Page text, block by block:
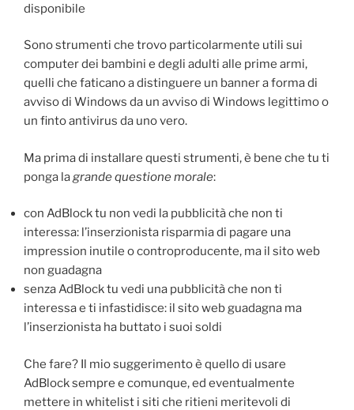
disponibile
Sono strumenti che trovo particolarmente utili sui
computer dei bambini e degli adulti alle prime armi,
quelli che faticano a distinguere un banner a forma di
avviso di Windows da un avviso di Windows legittimo o
un finto antivirus da uno vero.
Ma prima di installare questi strumenti, è bene che tu ti
ponga la grande questione morale:
con AdBlock tu non vedi la pubblicità che non ti
interessa: l’inserzionista risparmia di pagare una
impression inutile o controproducente, ma il sito web
non guadagna
senza AdBlock tu vedi una pubblicità che non ti
interessa e ti infastidisce: il sito web guadagna ma
l’inserzionista ha buttato i suoi soldi
Che fare? Il mio suggerimento è quello di usare
AdBlock sempre e comunque, ed eventualmente
mettere in whitelist i siti che ritieni meritevoli di